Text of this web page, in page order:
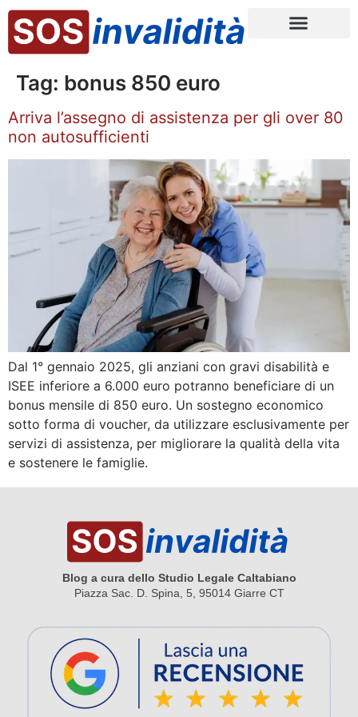
Tag: bonus 850 euro
Arriva l’assegno di assistenza per gli over 80
non autosufficienti
Dal 1° gennaio 2025, gli anziani con gravi disabilità e
ISEE inferiore a 6.000 euro potranno beneficiare di un
bonus mensile di 850 euro. Un sostegno economico
sotto forma di voucher, da utilizzare esclusivamente per
servizi di assistenza, per migliorare la qualità della vita
e sostenere le famiglie.
Blog a cura dello Studio Legale Caltabiano
Piazza Sac. D. Spina, 5, 95014 Giarre CT